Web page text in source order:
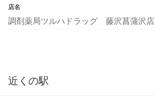
店名
調剤薬局ツルハドラッグ 藤沢菖蒲沢店
近くの駅